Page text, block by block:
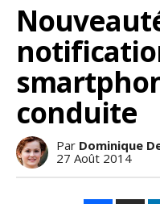
conduite
Par Dominique
27 Août 2014